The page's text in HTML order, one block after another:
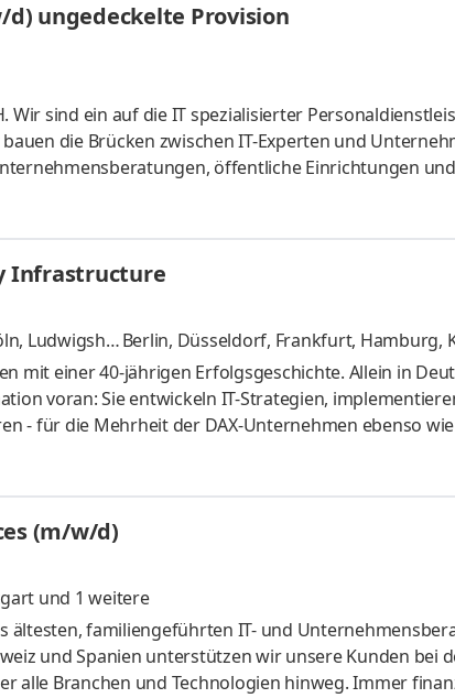
ungedeckelte Provision
Wir sind ein auf die IT spezialisierter
die Brücken zwischen IT-Experten und
öffentliche Einrichtungen und
besetzen wir bei Deinen zukünftigen Kunden
Unternehmen aller Größen und aller Branchen
Bist Du ein Vertriebler mit Leidenschaft für IT
Infrastructure
LudwigshafBerlin, Düsseldorf, Frankfurt, Hamburg,
chen, Nürnberg, Stuttgartund 8 weitere
mit einer 40-jährigen Erfolgsgeschichte. Allein in
voran: Sie entwickeln IT-Strategien,
- für die Mehrheit der DAX-Unternehmen ebenso
aller führenden IT-Hersteller (wie z. B. Microsoft,
unterwegs: von Cyber Security, Cloud
bis hin zu Arbeitsplatzlösungen für die Smart
(m/w/d)
und 1 weitere
ältesten, familiengeführten IT- und
und Spanien unterstützen wir unsere Kunden bei
alle Branchen und Technologien hinweg. Immer